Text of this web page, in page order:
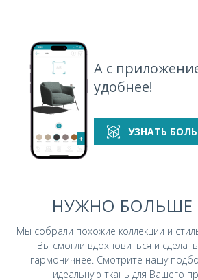
А с
удобнее!
УЗНАТЬ
НУЖНО БОЛЬШЕ
Мы собрали похожие коллекции и
Вы смогли вдохновиться и
гармоничнее. Смотрите нашу
идеальную ткань для Вашего